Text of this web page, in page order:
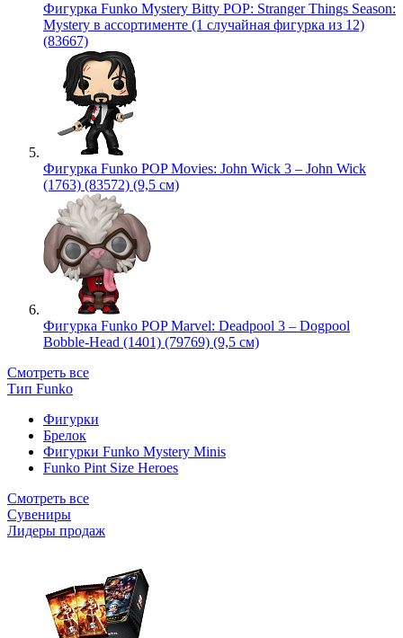
Фигурка Funko Mystery Bitty POP: Stranger Things Season:
Mystery в ассортименте (1 случайная фигурка из 12)
(83667)
Фигурка Funko POP Movies: John Wick 3 – John Wick
(1763) (83572) (9,5 см)
Фигурка Funko POP Marvel: Deadpool 3 – Dogpool
Bobble-Head (1401) (79769) (9,5 см)
Смотреть все
Тип Funko
Фигурки
Брелок
Фигурки Funko Mystery Minis
Funko Pint Size Heroes
Смотреть все
Сувениры
Лидеры продаж